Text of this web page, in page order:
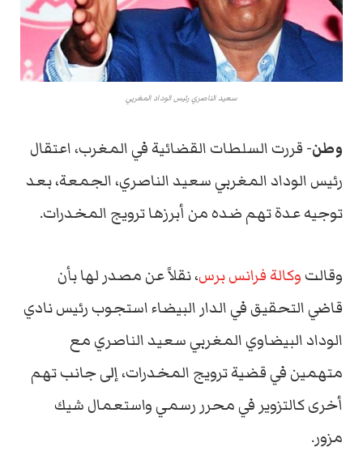
سعيد الناصري رئيس الوداد المغربي
وطن- قررت السلطات القضائية في المغرب، اعتقال
رئيس الوداد المغربي سعيد الناصري، الجمعة، بعد
توجيه عدة تهم ضده من أبرزها ترويج المخدرات.
وقالتوكالة فرانس برس، نقلاً عن مصدر لها بأن
قاضي التحقيق في الدار البيضاء استجوب رئيس نادي
الوداد البيضاوي المغربي سعيد الناصري مع
متهمين في قضية ترويج المخدرات، إلى جانب تهم
أخرى كالتزوير في محرر رسمي واستعمال شيك
مزور.